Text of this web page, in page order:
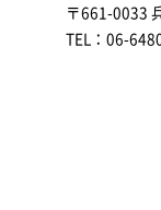
〒661-0033
TEL：06-